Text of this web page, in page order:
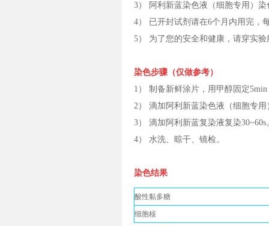
3） 阿利新蓝染色液（细胞专用）
4） 已开封试剂请在6个月内用完，
5） 为了您的安全和健康，请穿实
染色步骤（仅做参考）
1） 制备新鲜涂片，用甲醇固定
2） 滴加阿利新蓝染色液（细胞专
3） 滴加阿利新蓝复染液复染30~60s
4） 水洗、晾干、镜检。
染色结果
酸性黏多糖
细胞核